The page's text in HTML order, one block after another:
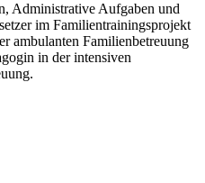
Administrative Aufgaben und
im Familientrainingsprojekt
ambulanten Familienbetreuung
in der intensiven